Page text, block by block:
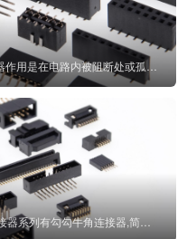
排母连接器Female Header，排母连接器作用是在电路内被阻断处或孤立不通...